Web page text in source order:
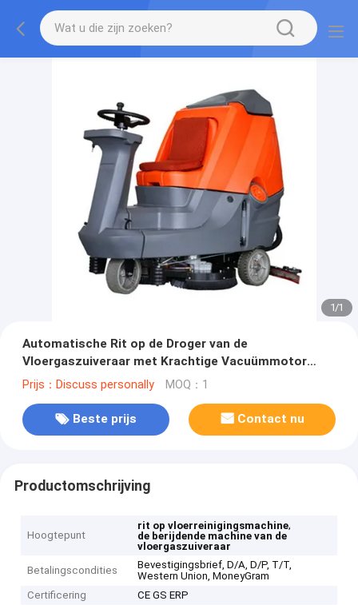
1/1
Automatische Rit op de Droger van de
Vloergaszuiveraar met Krachtige Vacuümmotor
750w
Prijs：Discuss personally MOQ：1
Beste prijs Contact nu
Productomschrijving
Hoogtepunt
rit op vloerreinigingsmachine,
de berijdende machine van de
vloergaszuiveraar
Betalingscondities
Bevestigingsbrief, D/A, D/P, T/T,
Western Union, MoneyGram
Certificering
CE GS ERP